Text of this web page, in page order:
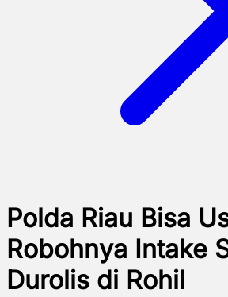
Polda Riau Bisa
Robohnya Intake
Durolis di Rohil